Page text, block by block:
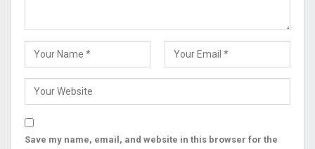
Save my name, email, and website in this browser for the